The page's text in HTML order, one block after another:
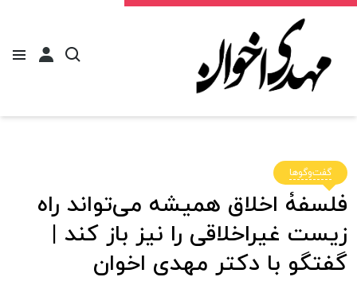
گفت‌وگوها
فلسفۀ اخلاق همیشه می‌تواند راه
زیست غیراخلاقی را نیز باز کند |
گفتگو با دکتر مهدی اخوان